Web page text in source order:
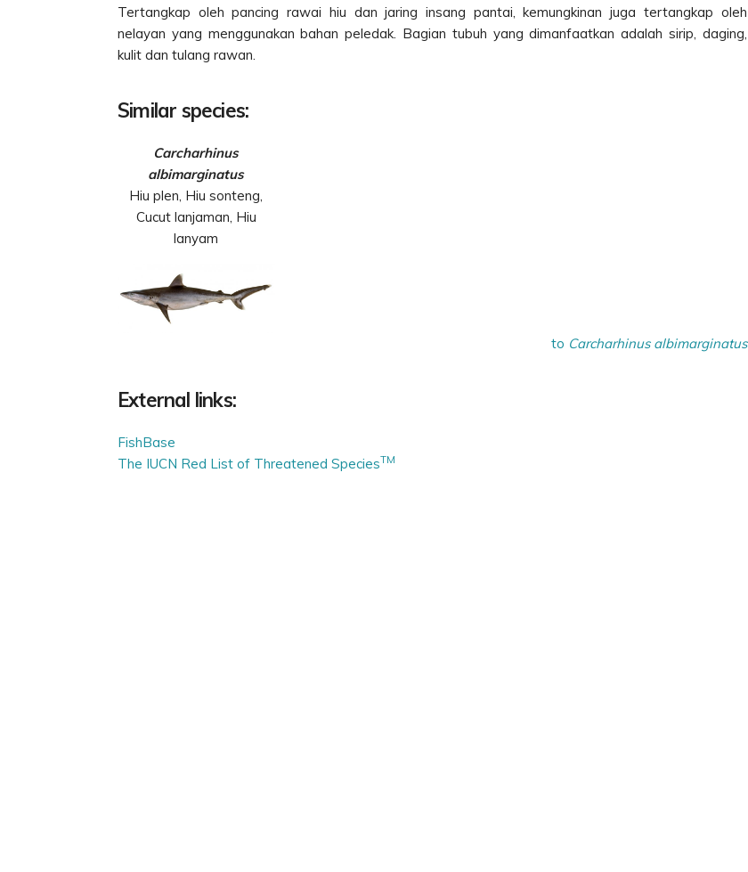
Tertangkap oleh pancing rawai hiu dan jaring insang pantai, kemungkinan juga tertangkap oleh
nelayan yang menggunakan bahan peledak. Bagian tubuh yang dimanfaatkan adalah sirip, daging,
kulit dan tulang rawan.
Similar species:
Carcharhinus
albimarginatus
Hiu plen, Hiu sonteng,
Cucut lanjaman, Hiu
lanyam
to Carcharhinus albimarginatus
External links:
FishBase
The IUCN Red List of Threatened SpeciesTM